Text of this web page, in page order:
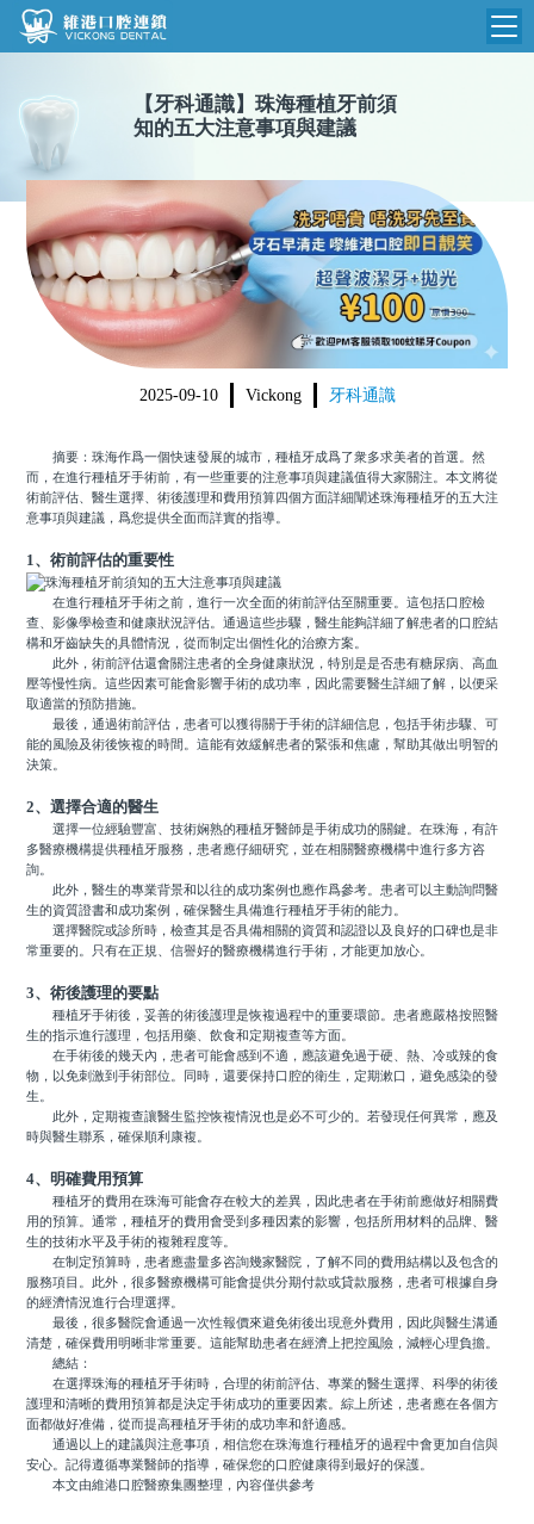
維港首頁
品牌介紹
環境設備
醫院新聞
收費標準
N
收費總表
植牙收費
根管收費
美學收費
箍牙收費
醫生團隊
門診時間
【 牙科通識】 珠海種植牙前須
知的五大注意事項與建議
2025-09-10 Vickong 牙科通識
摘要：珠海作爲一個快速發展的城市，種植牙成爲了衆多求美者的首選。然
而，在進行種植牙手術前，有一些重要的注意事項與建議值得大家關注。本文將從
術前評估、醫生選擇、術後護理和費用預算四個方面詳細闡述珠海種植牙的五大注
意事項與建議，爲您提供全面而詳實的指導。
1、術前評估的重要性
在進行種植牙手術之前，進行一次全面的術前評估至關重要。這包括口腔檢
查、影像學檢查和健康狀況評估。通過這些步驟，醫生能夠詳細了解患者的口腔結
構和牙齒缺失的具體情況，從而制定出個性化的治療方案。
此外，術前評估還會關注患者的全身健康狀況，特別是是否患有糖尿病、高血
壓等慢性病。這些因素可能會影響手術的成功率，因此需要醫生詳細了解，以便采
取適當的預防措施。
最後，通過術前評估，患者可以獲得關于手術的詳細信息，包括手術步驟、可
能的風險及術後恢複的時間。這能有效緩解患者的緊張和焦慮，幫助其做出明智的
決策。
2、選擇合適的醫生
選擇一位經驗豐富、技術娴熟的種植牙醫師是手術成功的關鍵。在珠海，有許
多醫療機構提供種植牙服務，患者應仔細研究，並在相關醫療機構中進行多方咨
詢。
此外，醫生的專業背景和以往的成功案例也應作爲參考。患者可以主動詢問醫
生的資質證書和成功案例，確保醫生具備進行種植牙手術的能力。
選擇醫院或診所時，檢查其是否具備相關的資質和認證以及良好的口碑也是非
常重要的。只有在正規、信譽好的醫療機構進行手術，才能更加放心。
3、術後護理的要點
種植牙手術後，妥善的術後護理是恢複過程中的重要環節。患者應嚴格按照醫
生的指示進行護理，包括用藥、飲食和定期複查等方面。
在手術後的幾天內，患者可能會感到不適，應該避免過于硬、熱、冷或辣的食
物，以免刺激到手術部位。同時，還要保持口腔的衛生，定期漱口，避免感染的發
生。
此外，定期複查讓醫生監控恢複情況也是必不可少的。若發現任何異常，應及
時與醫生聯系，確保順利康複。
4、明確費用預算
種植牙的費用在珠海可能會存在較大的差異，因此患者在手術前應做好相關費
用的預算。通常，種植牙的費用會受到多種因素的影響，包括所用材料的品牌、醫
生的技術水平及手術的複雜程度等。
在制定預算時，患者應盡量多咨詢幾家醫院，了解不同的費用結構以及包含的
服務項目。此外，很多醫療機構可能會提供分期付款或貸款服務，患者可根據自身
的經濟情況進行合理選擇。
最後，很多醫院會通過一次性報價來避免術後出現意外費用，因此與醫生溝通
清楚，確保費用明晰非常重要。這能幫助患者在經濟上把控風險，減輕心理負擔。
總結：
在選擇珠海的種植牙手術時，合理的術前評估、專業的醫生選擇、科學的術後
護理和清晰的費用預算都是決定手術成功的重要因素。綜上所述，患者應在各個方
面都做好准備，從而提高種植牙手術的成功率和舒適感。
通過以上的建議與注意事項，相信您在珠海進行種植牙的過程中會更加自信與
安心。記得遵循專業醫師的指導，確保您的口腔健康得到最好的保護。
本文由維港口腔醫療集團整理，內容僅供參考